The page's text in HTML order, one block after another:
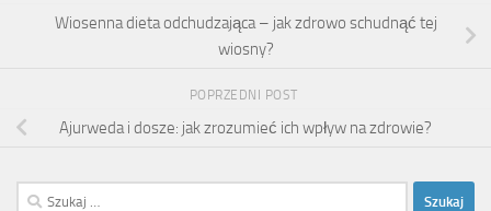
Wiosenna dieta odchudzająca – jak zdrowo schudnąć tej
wiosny?
POPRZEDNI POST
Ajurweda i dosze: jak zrozumieć ich wpływ na zdrowie?
Szukaj: